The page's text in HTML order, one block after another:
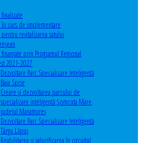
în curs de implementare
revitalizarea satului
prin Programul Regional
2021-2027
Dezvoltare Parc Specializare Inteligentă
Baia Sprie
Creare și dezvoltarea parcului de
specializare inteligentă Șomcuta Mare,
județul Maramureș
Dezvoltare Parc Specializare Inteligentă
Târgu Lăpuș
Reabilitarea și valorificarea în circuitul